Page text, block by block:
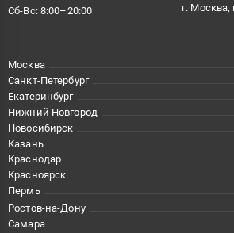
Сб-Вс: 8:00–20:00
г. Москва,
Москва
Санкт-Петербург
Екатеринбург
Нижний Новгород
Новосибирск
Казань
Краснодар
Красноярск
Пермь
Ростов-на-Дону
Самара